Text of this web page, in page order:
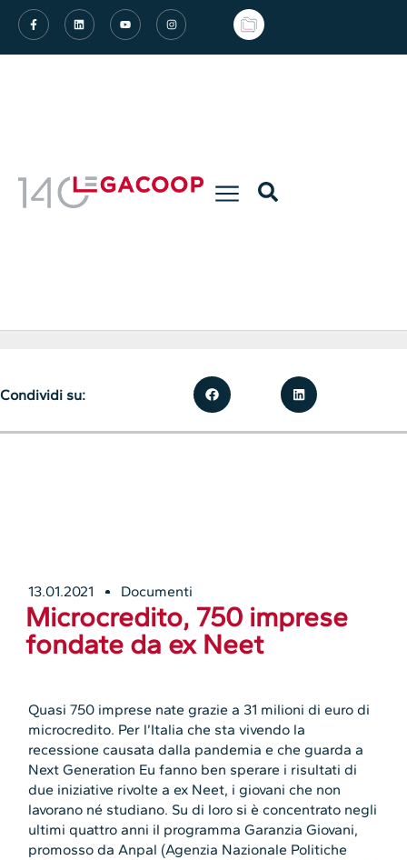
13.01.2021 Documenti
Microcredito, 750 imprese
fondate da ex Neet
Quasi 750 imprese nate grazie a 31 milioni di euro di
microcredito. Per l’Italia che sta vivendo la
recessione causata dalla pandemia e che guarda a
Next Generation Eu fanno ben sperare i risultati di
due iniziative rivolte a ex Neet, i giovani che non
lavorano né studiano. Su di loro si è concentrato negli
ultimi quattro anni il programma Garanzia Giovani,
promosso da Anpal (Agenzia Nazionale Politiche
Condividi su: